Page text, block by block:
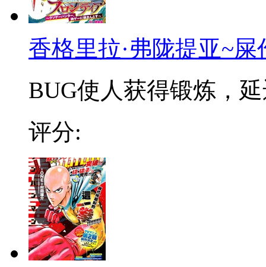
香格里拉·弗陇提亚~
BUG使人获得锻炼，
评分: